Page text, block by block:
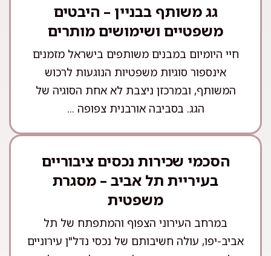
גג משותף בבניין – היבטים
משפטיים ושימושים מותרים
חיי היומיום במבנים משותפים בישראל מזמנים
אינספור סוגיות משפטיות הנוגעות לרכוש
המשותף, ובמרכזן ניצבת לא אחת הסוגיה של
הגג. בסביבה אורבנית צפופה ...
הסכמי שכירות נכסים ציבוריים
בעיריית תל אביב – מסגרת
משפטית
במרחב העירוני הצפוף והמתפתח של תל
אביב-יפו, עולה חשיבותם של נכסי נדל"ן עירוניים